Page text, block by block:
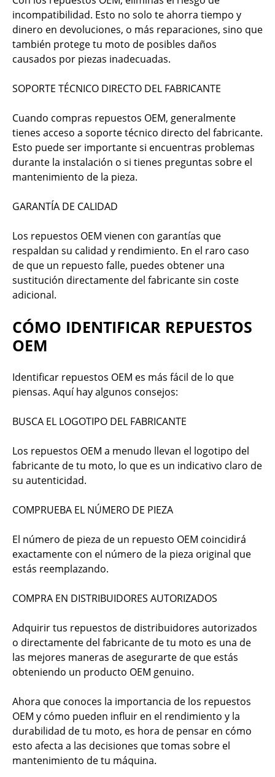
incompatibilidad. Esto no solo te ahorra tiempo y
dinero en devoluciones, o más reparaciones, sino que
también protege tu moto de posibles daños
causados por piezas inadecuadas.
SOPORTE TÉCNICO DIRECTO DEL FABRICANTE
Cuando compras repuestos OEM, generalmente
tienes acceso a soporte técnico directo del fabricante.
Esto puede ser importante si encuentras problemas
durante la instalación o si tienes preguntas sobre el
mantenimiento de la pieza.
GARANTÍA DE CALIDAD
Los repuestos OEM vienen con garantías que
respaldan su calidad y rendimiento. En el raro caso
de que un repuesto falle, puedes obtener una
sustitución directamente del fabricante sin coste
adicional.
CÓMO IDENTIFICAR REPUESTOS
OEM
Identificar repuestos OEM es más fácil de lo que
piensas. Aquí hay algunos consejos:
BUSCA EL LOGOTIPO DEL FABRICANTE
Los repuestos OEM a menudo llevan el logotipo del
fabricante de tu moto, lo que es un indicativo claro de
su autenticidad.
COMPRUEBA EL NÚMERO DE PIEZA
El número de pieza de un repuesto OEM coincidirá
exactamente con el número de la pieza original que
estás reemplazando.
COMPRA EN DISTRIBUIDORES AUTORIZADOS
Adquirir tus repuestos de distribuidores autorizados
o directamente del fabricante de tu moto es una de
las mejores maneras de asegurarte de que estás
obteniendo un producto OEM genuino.
Ahora que conoces la importancia de los repuestos
OEM y cómo pueden influir en el rendimiento y la
durabilidad de tu moto, es hora de pensar en cómo
esto afecta a las decisiones que tomas sobre el
mantenimiento de tu máquina.